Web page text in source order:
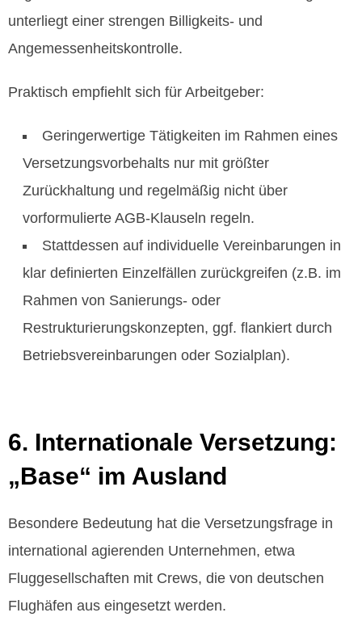
unterliegt einer strengen Billigkeits‑ und
Angemessenheitskontrolle.
Praktisch empfiehlt sich für Arbeitgeber:
Geringerwertige Tätigkeiten im Rahmen eines
Versetzungsvorbehalts nur mit größter
Zurückhaltung und regelmäßig nicht über
vorformulierte AGB‑Klauseln regeln.
Stattdessen auf individuelle Vereinbarungen in
klar definierten Einzelfällen zurückgreifen (z.B. im
Rahmen von Sanierungs- oder
Restrukturierungskonzepten, ggf. flankiert durch
Betriebsvereinbarungen oder Sozialplan).
6. Internationale Versetzung:
„Base“ im Ausland
Besondere Bedeutung hat die Versetzungsfrage in
international agierenden Unternehmen, etwa
Fluggesellschaften mit Crews, die von deutschen
Flughäfen aus eingesetzt werden.